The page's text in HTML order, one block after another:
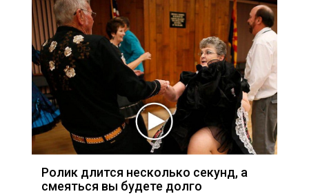
Ролик длится несколько секунд, а
смеяться вы будете долго